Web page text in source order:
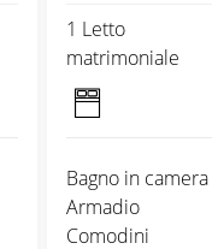
1 Letto
matrimoniale
Bagno in camera
Armadio
Comodini